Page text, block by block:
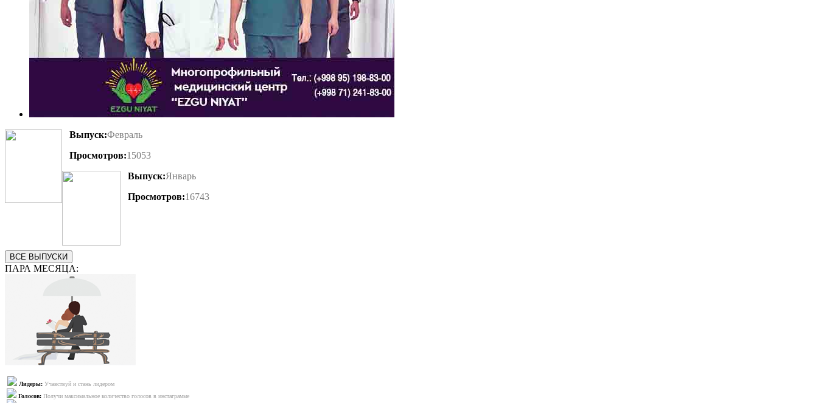
Выпуск:Февраль
Просмотров:15053
Выпуск:Январь
Просмотров:16743
ВСЕ ВЫПУСКИ
ПАРА МЕСЯЦА:
Лидеры: Учавствуй и стань лидером
Голосов: Получи максимальное количество голосов в инстаграмме